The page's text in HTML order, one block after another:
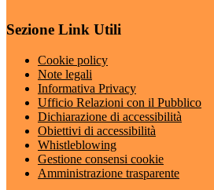
Sezione Link Utili
Cookie policy
Note legali
Informativa Privacy
Ufficio Relazioni con il Pubblico
Dichiarazione di accessibilità
Obiettivi di accessibilità
Whistleblowing
Gestione consensi cookie
Amministrazione trasparente